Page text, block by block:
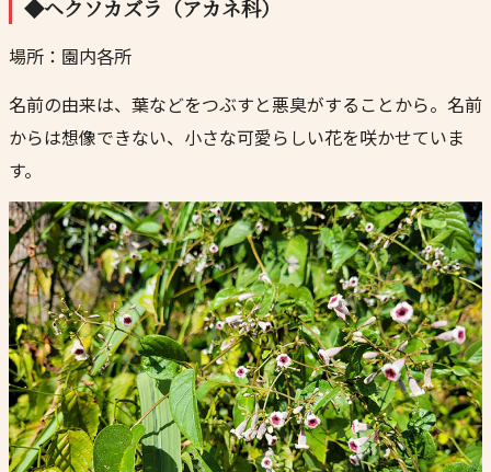
◆ヘクソカズラ（アカネ科）
場所：園内各所
名前の由来は、葉などをつぶすと悪臭がすることから。名前
からは想像できない、小さな可愛らしい花を咲かせていま
す。